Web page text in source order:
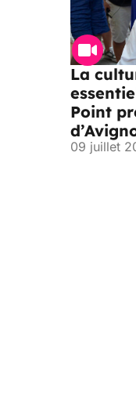
La
Point
09 juillet